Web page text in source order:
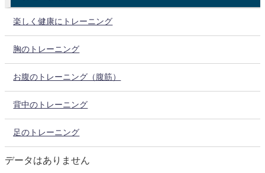
楽しく健康にトレーニング
胸のトレーニング
お腹のトレーニング（腹筋）
背中のトレーニング
足のトレーニング
データはありません